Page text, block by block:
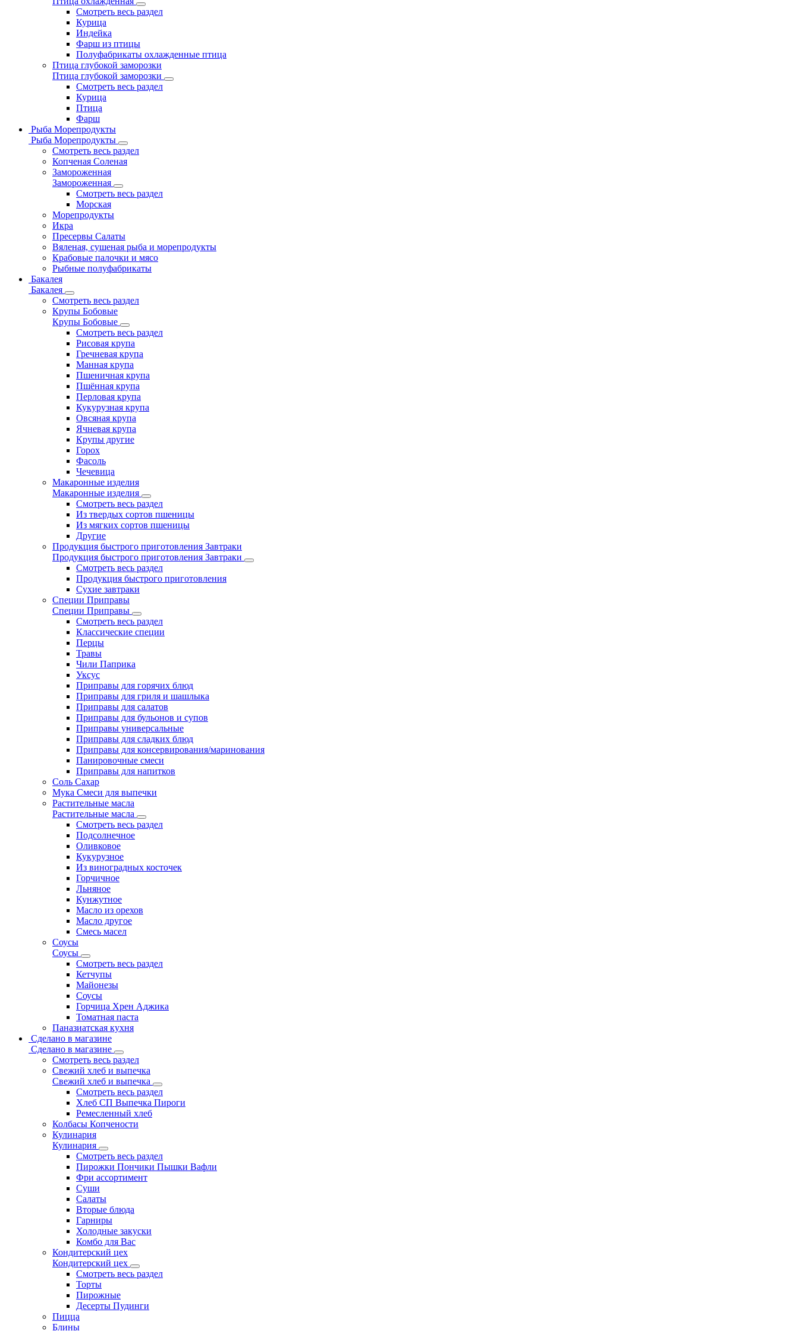
Смотреть весь раздел
Курица
Индейка
Фарш из птицы
Полуфабрикаты охлажденные птица
Птица глубокой заморозки
Птица глубокой заморозки
Смотреть весь раздел
Курица
Птица
Фарш
Рыба Морепродукты
Рыба Морепродукты
Смотреть весь раздел
Копченая Соленая
Замороженная
Замороженная
Смотреть весь раздел
Морская
Морепродукты
Икра
Пресервы Салаты
Вяленая, сушеная рыба и морепродукты
Крабовые палочки и мясо
Рыбные полуфабрикаты
Бакалея
Бакалея
Смотреть весь раздел
Крупы Бобовые
Крупы Бобовые
Смотреть весь раздел
Рисовая крупа
Гречневая крупа
Манная крупа
Пшеничная крупа
Пшённая крупа
Перловая крупа
Кукурузная крупа
Овсяная крупа
Ячневая крупа
Крупы другие
Горох
Фасоль
Чечевица
Макаронные изделия
Макаронные изделия
Смотреть весь раздел
Из твердых сортов пшеницы
Из мягких сортов пшеницы
Другие
Продукция быстрого приготовления Завтраки
Продукция быстрого приготовления Завтраки
Смотреть весь раздел
Продукция быстрого приготовления
Сухие завтраки
Специи Приправы
Специи Приправы
Смотреть весь раздел
Классические специи
Перцы
Травы
Чили Паприка
Уксус
Приправы для горячих блюд
Приправы для гриля и шашлыка
Приправы для салатов
Приправы для бульонов и супов
Приправы универсальные
Приправы для сладких блюд
Приправы для консервирования/маринования
Панировочные смеси
Приправы для напитков
Соль Сахар
Мука Смеси для выпечки
Растительные масла
Растительные масла
Смотреть весь раздел
Подсолнечное
Оливковое
Кукурузное
Из виноградных косточек
Горчичное
Льняное
Кунжутное
Масло из орехов
Масло другое
Смесь масел
Соусы
Соусы
Смотреть весь раздел
Кетчупы
Майонезы
Соусы
Горчица Хрен Аджика
Томатная паста
Паназиатская кухня
Сделано в магазине
Сделано в магазине
Смотреть весь раздел
Свежий хлеб и выпечка
Свежий хлеб и выпечка
Смотреть весь раздел
Хлеб СП Выпечка Пироги
Ремесленный хлеб
Колбасы Копчености
Кулинария
Кулинария
Смотреть весь раздел
Пирожки Пончики Пышки Вафли
Фри ассортимент
Суши
Салаты
Вторые блюда
Гарниры
Холодные закуски
Комбо для Вас
Кондитерский цех
Кондитерский цех
Смотреть весь раздел
Торты
Пирожные
Десерты Пудинги
Пицца
Блины